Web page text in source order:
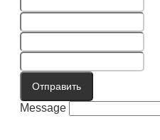
Отправить
Message